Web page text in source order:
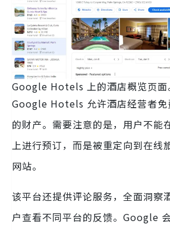
Google Hotels 上的酒店概览页面
Google Hotels 允许酒店经营者免
的财产。需要注意的是，用户不
上进行预订，而是被重定向到在线
网站。
该平台还提供评论服务，全面洞察
户查看不同平台的反馈。Google